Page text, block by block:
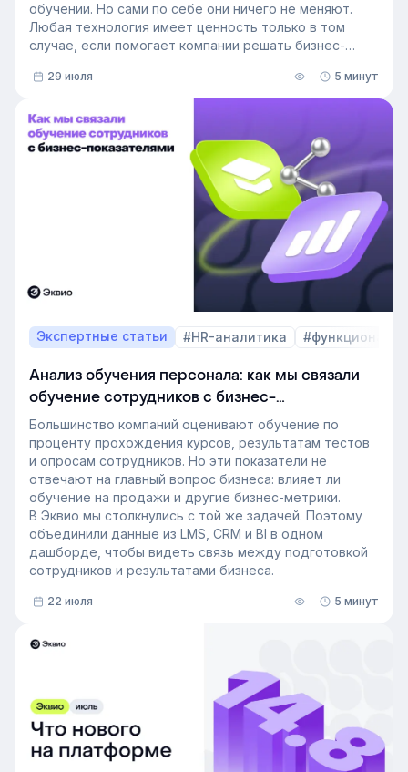
обучении. Но сами по себе они ничего не меняют.
Любая технология имеет ценность только в том
случае, если помогает компании решать бизнес-
Сегодня бизнес интересует уже не выбор
инструментов, а их результат: какое влияние
обучение оказывает на компанию и можно ли этот
эффект измерить. Такой взгляд меняет подходы к
развитию сотрудников, требования к HR и L&D, а
также на критерии выбора LMS.
В этой статье разбираем, почему это происходит и
как эти изменения повлияют на корпоративное
обучение в ближайшие годы. Материал подготовлен
на основе интервью коммерческого директора
Эквио Леонида Бутакова для подкаста HR4People.
29 июля 5 минут
Экспертные статьи #HR-аналитика #функционал
Анализ обучения персонала: как мы связали
обучение сотрудников с бизнес-
показателями
Большинство компаний оценивают обучение по
проценту прохождения курсов, результатам тестов
и опросам сотрудников. Но эти показатели не
отвечают на главный вопрос бизнеса: влияет ли
обучение на продажи и другие бизнес-метрики.
В Эквио мы столкнулись с той же задачей. Поэтому
объединили данные из LMS, CRM и BI в одном
дашборде, чтобы видеть связь между подготовкой
сотрудников и результатами бизнеса.
22 июля 5 минут